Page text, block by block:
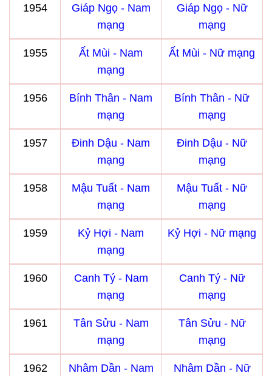
1954
Giáp Ngọ - Nam
mạng
Giáp Ngọ - Nữ
mạng
1955
Ất Mùi - Nam
mạng
Ất Mùi - Nữ mạng
1956
Bính Thân - Nam
mạng
Bính Thân - Nữ
mạng
1957
Đinh Dậu - Nam
mạng
Đinh Dậu - Nữ
mạng
1958
Mậu Tuất - Nam
mạng
Mậu Tuất - Nữ
mạng
1959
Kỷ Hợi - Nam
mạng
Kỷ Hợi - Nữ mạng
1960
Canh Tý - Nam
mạng
Canh Tý - Nữ
mạng
1961
Tân Sửu - Nam
mạng
Tân Sửu - Nữ
mạng
1962
Nhâm Dần - Nam
Nhâm Dần - Nữ